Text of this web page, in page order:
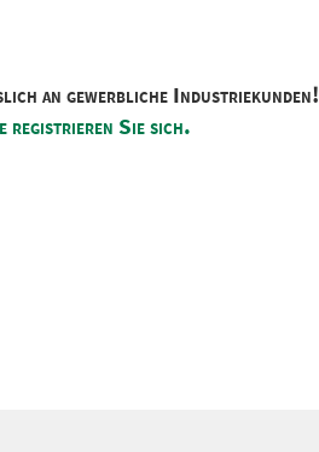
an gewerbliche Industriekunden!
registrieren Sie sich.